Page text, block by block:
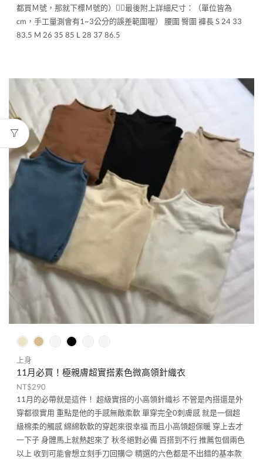
都買Ｍ號，那就下標Ｍ號的）👉🏻最後附上詳細尺寸：（單位皆為
cm，手工量測會有1~3公分的誤差範圍喔） 腰圍 臀圍 褲長 S 24 33
83.5 M 26 35 85 L 28 37 86.5
上身
11月必買！極親膚超實搭素色微高領針織衣
NT$290
11月的必帶就是這件！ 超級實搭的小高領針織衫 不管是內搭還是外
穿都很實用 重點是他的手感無敵柔軟 單穿完全0刺膚感 就是一個超
級棉柔的觸感 綿綿軟軟的穿起來很幸福 而且小高領超保暖 穿上去才
一下子 身體馬上就熱起來了 秋冬絕對必備 百搭到不行 推薦包個兩色
以上 收到可能會想立刻手刀回購😉 精選的六色都是不出錯的基本款